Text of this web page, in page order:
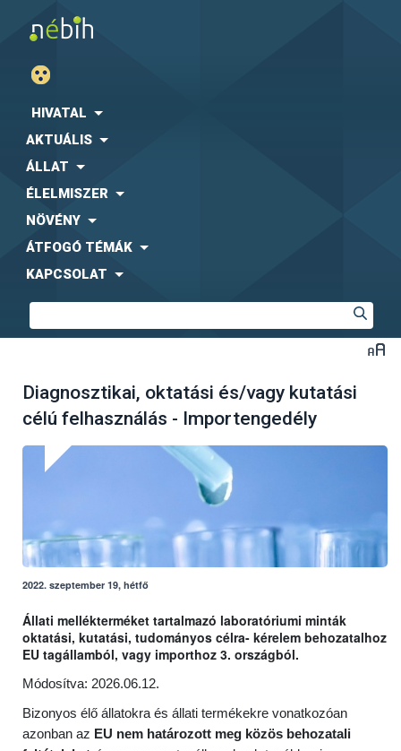
HIVATAL
AKTUÁLIS
ÁLLAT
ÉLELMISZER
NÖVÉNY
ÁTFOGÓ TÉMÁK
KAPCSOLAT
Diagnosztikai, oktatási és/vagy kutatási
célú felhasználás - Importengedély
2022. szeptember 19, hétfő
Állati mellékterméket tartalmazó laboratóriumi minták
oktatási, kutatási, tudományos célra- kérelem behozatalhoz
EU tagállamból, vagy importhoz 3. országból.
Módosítva: 2026.06.12.
Bizonyos élő állatokra és állati termékekre vonatkozóan
azonban az EU nem határozott meg közös behozatali